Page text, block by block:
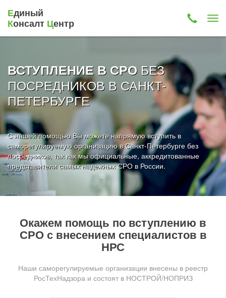
Единый
Консалт Центр
ВСТУПЛЕНИЕ В СРОБЕЗ
ПОСРЕДНИКОВ В САНКТ-
ПЕТЕРБУРГЕ
С нашей помощью Вы можете напрямую вступить в
саморегулируемую организацию в Санкт-Петербурге без
посредников, так как мы официальные, аккредитованные
представители самых надежных СРО в России.
Окажем помощь по вступлению в
СРО с внесением специалистов в
НРС
Наши саморегулируемые организации внесены в реестр
РосТехНадзора и состоят в НОСТРОЙ/НОПРИЗ